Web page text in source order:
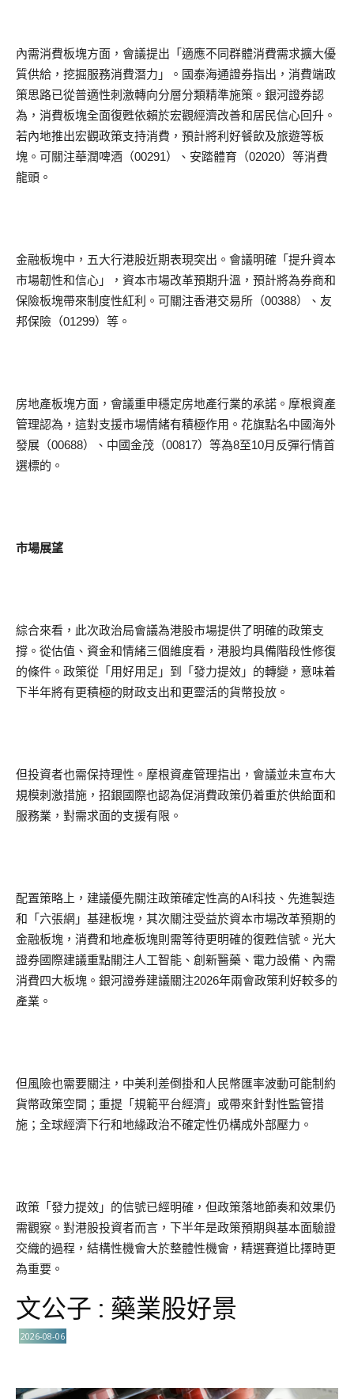
內需消費板塊方面，會議提出「適應不同群體消費需求擴大優
質供給，挖掘服務消費潛力」。國泰海通證券指出，消費端政
策思路已從普適性刺激轉向分層分類精準施策。銀河證券認
為，消費板塊全面復甦依賴於宏觀經濟改善和居民信心回升。
若內地推出宏觀政策支持消費，預計將利好餐飲及旅遊等板
塊。可關注華潤啤酒（00291）、安踏體育（02020）等消費
龍頭。
金融板塊中，五大行港股近期表現突出。會議明確「提升資本
市場韌性和信心」，資本市場改革預期升溫，預計將為券商和
保險板塊帶來制度性紅利。可關注香港交易所（00388）、友
邦保險（01299）等。
房地產板塊方面，會議重申穩定房地產行業的承諾。摩根資產
管理認為，這對支援市場情緒有積極作用。花旗點名中國海外
發展（00688）、中國金茂（00817）等為8至10月反彈行情首
選標的。
市場展望
綜合來看，此次政治局會議為港股市場提供了明確的政策支
撐。從估值、資金和情緒三個維度看，港股均具備階段性修復
的條件。政策從「用好用足」到「發力提效」的轉變，意味着
下半年將有更積極的財政支出和更靈活的貨幣投放。
但投資者也需保持理性。摩根資產管理指出，會議並未宣布大
規模刺激措施，招銀國際也認為促消費政策仍着重於供給面和
服務業，對需求面的支援有限。
配置策略上，建議優先關注政策確定性高的AI科技、先進製造
和「六張網」基建板塊，其次關注受益於資本市場改革預期的
金融板塊，消費和地產板塊則需等待更明確的復甦信號。光大
證券國際建議重點關注人工智能、創新醫藥、電力設備、內需
消費四大板塊。銀河證券建議關注2026年兩會政策利好較多的
產業。
但風險也需要關注，中美利差倒掛和人民幣匯率波動可能制約
貨幣政策空間；重提「規範平台經濟」或帶來針對性監管措
施；全球經濟下行和地緣政治不確定性仍構成外部壓力。
政策「發力提效」的信號已經明確，但政策落地節奏和效果仍
需觀察。對港股投資者而言，下半年是政策預期與基本面驗證
交織的過程，結構性機會大於整體性機會，精選賽道比擇時更
為重要。
文公子 : 藥業股好景
2026-08-06